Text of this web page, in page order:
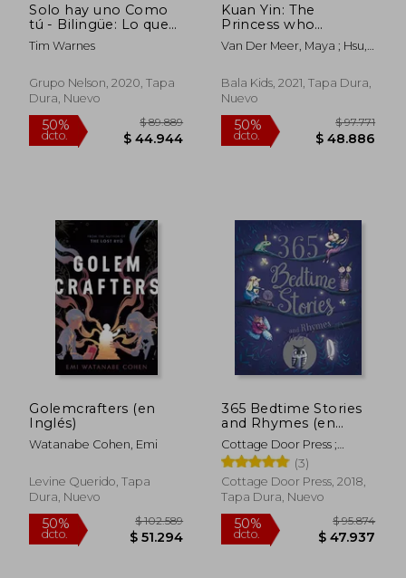
50%
dcto.
$ 81.845
$ 40.922
10%
dcto.
$
$
Solo hay uno Como
tú - Bilingüe: Lo que
te Hace Diferente te
Hace Único
Tim Warnes
Grupo Nelson, 2020, Tapa
Dura, Nuevo
Kuan Yin: The
Princess who
Became the Goddess
of Compassion (en
Van Der Meer, Maya ; Hsu,
Bala Kids, 2021, Tapa Dura,
Nuevo
Golemcrafters (en
Inglés)
Watanabe Cohen, Emi
Levine Querido, Tapa
Dura, Nuevo
365 Bedtime Stories
and Rhymes (en
Inglés)
Cottage Door Press ;
Parragon Books
(3)
Cottage Door Press, 2018,
Tapa Dura, Nuevo